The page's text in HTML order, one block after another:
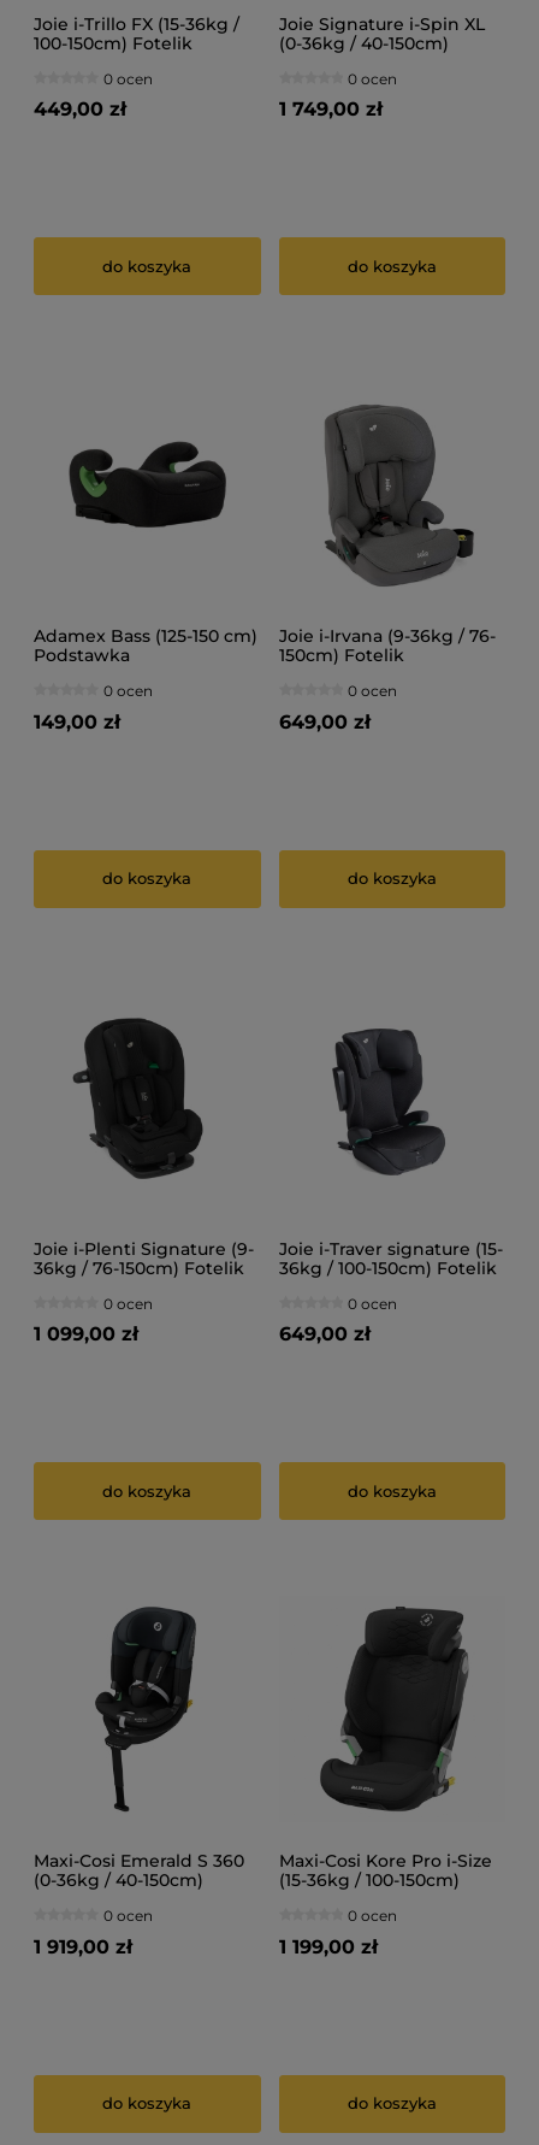
Joie i-Trillo FX (15-36kg /
100-150cm) Fotelik
0 ocen
449,00 zł
do koszyka
Joie Signature i-Spin XL
(0-36kg / 40-150cm)
0 ocen
1 749,00 zł
do koszyka
Adamex Bass (125-150 cm)
Podstawka
0 ocen
149,00 zł
do koszyka
Joie i-Irvana (9-36kg / 76-
150cm) Fotelik
0 ocen
649,00 zł
do koszyka
Joie i-Plenti Signature (9-
36kg / 76-150cm) Fotelik
0 ocen
1 099,00 zł
do koszyka
Joie i-Traver signature (15-
36kg / 100-150cm) Fotelik
0 ocen
649,00 zł
do koszyka
Maxi-Cosi Emerald S 360
(0-36kg / 40-150cm)
0 ocen
1 919,00 zł
do koszyka
Maxi-Cosi Kore Pro i-Size
(15-36kg / 100-150cm)
0 ocen
1 199,00 zł
do koszyka